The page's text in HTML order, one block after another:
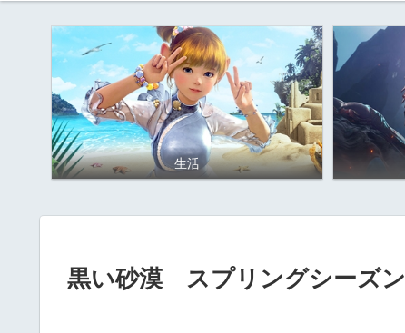
生活
黒い砂漠 スプリングシーズン